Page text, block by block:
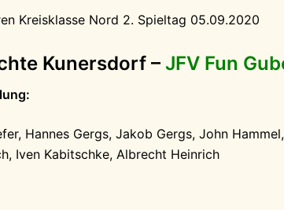
Kreisklasse Nord 2. Spieltag 05.09.2020
Kunersdorf – JFV Fun
Hannes Gergs, Jakob Gergs, John
Iven Kabitschke, Albrecht Heinrich